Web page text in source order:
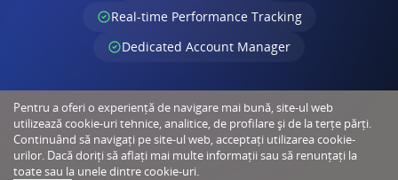
Real-time Performance Tracking
Dedicated Account Manager
Pentru a oferi o experiență de navigare mai bună, site-ul web
utilizează cookie-uri tehnice, analitice, de profilare și de la terțe părți.
Continuând să navigați pe site-ul web, acceptați utilizarea cookie-
urilor. Dacă doriți să aflați mai multe informații sau să renunțați la
toate sau la unele dintre cookie-uri.